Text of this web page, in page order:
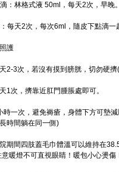
：林格式液 50ml，每天2次，早晚。
每天2次，每次6ml，隨皮下點滴一
護
2-3次，若沒有摸到膀胱，切勿硬
1次，擠靠近肛門腫脹處即可。
時一次，避免褥瘡，身體下方可墊
時間躺在同一側)
期間四肢蓋毛巾體溫可以維持在
暖燈不可直視眼睛！暖包小心燙傷